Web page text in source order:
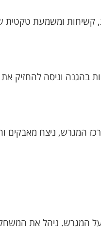
קשיחות ומשמעת טקטית
בהגנה וניסה להחזיק
המגרש, ניצח מאבקים